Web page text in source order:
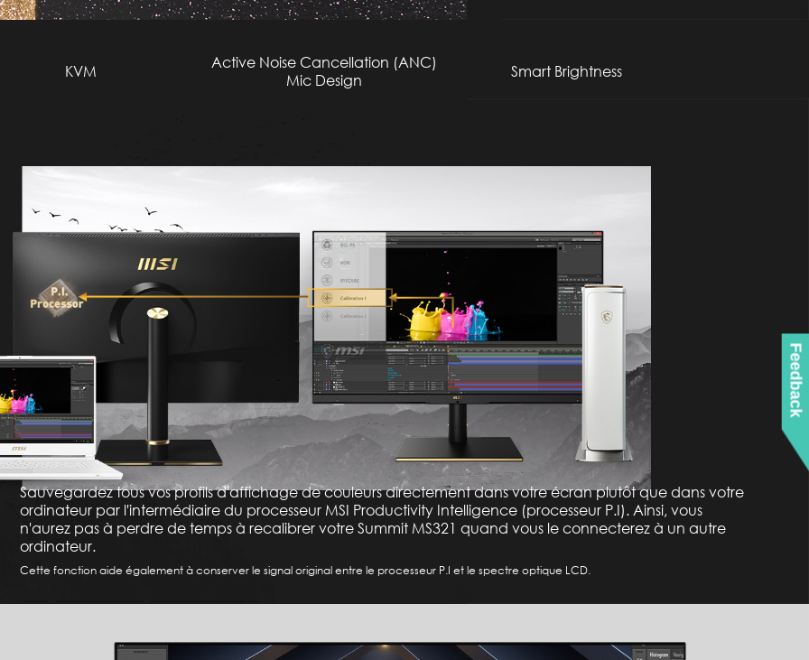
KVM
Active Noise Cancellation (ANC)
Mic Design
Smart Brightness
Sauvegardez tous vos profils d'affichage de couleurs directement dans votre écran plutôt que dans votre
ordinateur par l'intermédiaire du processeur MSI Productivity Intelligence (processeur P.I). Ainsi, vous
n'aurez pas à perdre de temps à recalibrer votre Summit MS321 quand vous le connecterez à un autre
ordinateur.
Cette fonction aide également à conserver le signal original entre le processeur P.I et le spectre optique LCD.
Feedback